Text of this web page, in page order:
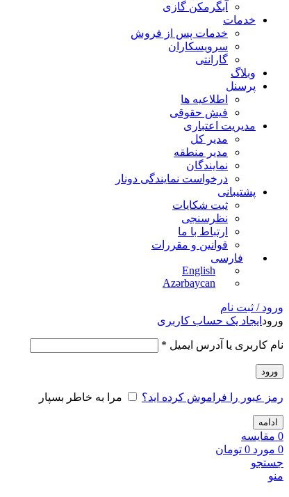
آبگرمکن گازی
خدمات
خدمات پس از فروش
سرویسکاران
گارانتی
وبلاگ
پرسنل
اطلاعیه ها
فیش حقوقی
مدیریت اعتباری
مدیر کل
مدیر منطقه
نمایندگان
درخواست نمایندگی دونار
پشتیبانی
ثبت شکایات
نظرسنجی
ارتباط با ما
قوانین و مقررات
فارسی
English
Azərbaycan
ورود / ثبت نام
ورود ایجاد یک حساب کاربری
نام کاربری یا آدرس ایمیل *
ورود
رمز عبور را فراموش کرده اید؟ مرا به خاطر بسپار
ادامه
0 مقايسه
0 مورد 0 تومان
جستجو
منو